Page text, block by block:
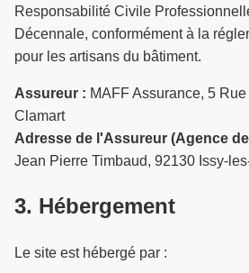
Responsabilité Civile
Décennale, conformément à la
pour les artisans du bâtiment.
Assureur : MAFF Assurance, 5
Clamart
Adresse de l'Assureur (Agence
Jean Pierre Timbaud, 92130 Issy-
3. Hébergement
Le site est hébergé par :